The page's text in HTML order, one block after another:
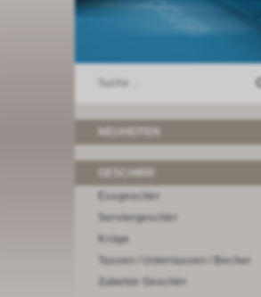
Essgeschirr
Serviergeschirr
Krüge
Tassen / Untertassen / Becher
Zubehör Geschirr